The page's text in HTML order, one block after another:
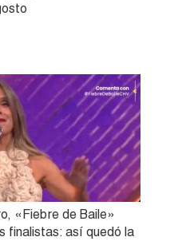
«Fiebre de Baile»
finalistas: así quedó la